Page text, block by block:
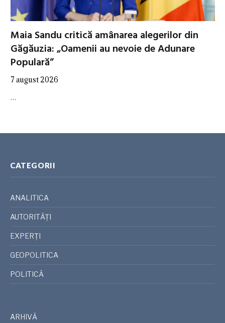
Maia Sandu critică amânarea alegerilor din
Găgăuzia: „Oamenii au nevoie de Adunare
Populară”
7 august 2026
…
CATEGORII
ANALITICA
AUTORITĂȚI
EXPERȚI
GEOPOLITICA
POLITICĂ
ARHIVĂ